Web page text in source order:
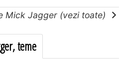
Mick Jagger (vezi toate)
teme